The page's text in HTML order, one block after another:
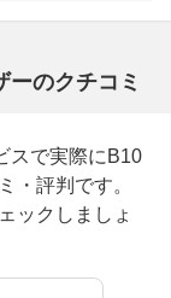
ーのクチコミ
スで実際にB10
・評判です。
ックしましょ